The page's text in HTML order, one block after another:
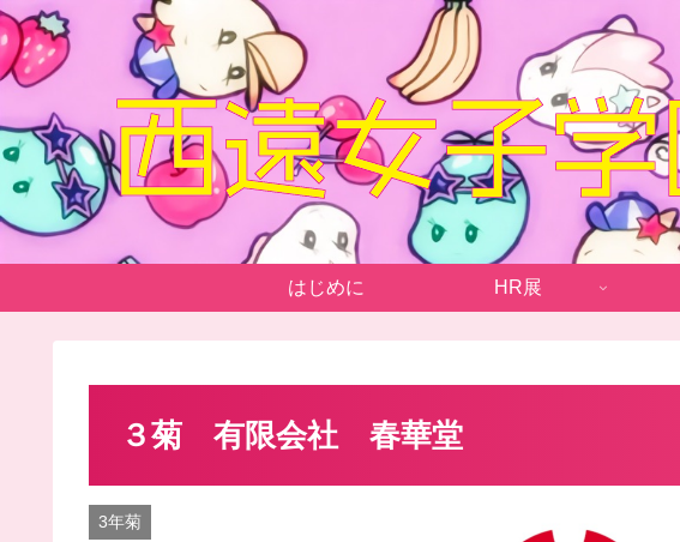
はじめに HR展
３菊 有限会社 春華堂
3年菊